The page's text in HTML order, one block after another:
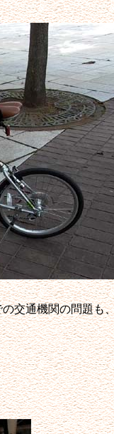
交通機関の問題も